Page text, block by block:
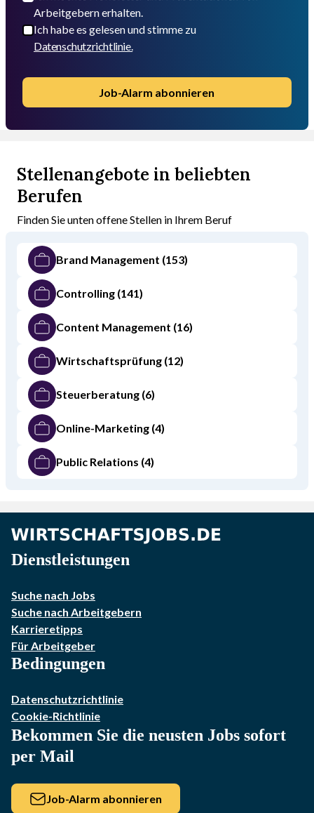
Arbeitgebern erhalten.
Ich habe es gelesen und stimme zu
Datenschutzrichtlinie.
Job-Alarm abonnieren
Stellenangebote in beliebten
Berufen
Finden Sie unten offene Stellen in Ihrem Beruf
Brand Management (153)
Controlling (141)
Content Management (16)
Wirtschaftsprüfung (12)
Steuerberatung (6)
Online-Marketing (4)
Public Relations (4)
Dienstleistungen
Suche nach Jobs
Suche nach Arbeitgebern
Karrieretipps
Für Arbeitgeber
Bedingungen
Datenschutzrichtlinie
Cookie-Richtlinie
Bekommen Sie die neusten Jobs sofort
per Mail
Job-Alarm abonnieren